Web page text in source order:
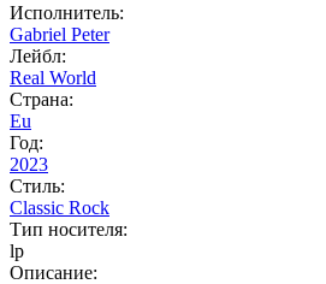
Исполнитель:
Gabriel Peter
Лейбл:
Real World
Страна:
Eu
Год:
2023
Стиль:
Classic Rock
Тип носителя:
lp
Описание: